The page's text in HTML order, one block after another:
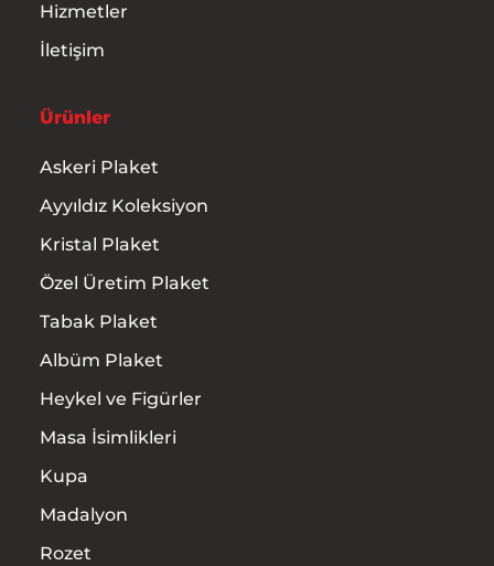
Hizmetler
İletişim
Ürünler
Askeri Plaket
Ayyıldız Koleksiyon
Kristal Plaket
Özel Üretim Plaket
Tabak Plaket
Albüm Plaket
Heykel ve Figürler
Masa İsimlikleri
Kupa
Madalyon
Rozet